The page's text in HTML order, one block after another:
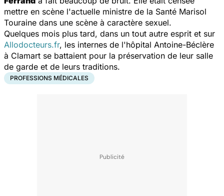
mettre en scène l'actuelle ministre de la Santé Marisol
Touraine dans une scène à caractère sexuel.
Quelques mois plus tard, dans un tout autre esprit et sur
Allodocteurs.fr, les internes de l'hôpital Antoine-Béclère
à Clamart se battaient pour la préservation de leur salle
de garde et de leurs traditions.
PROFESSIONS MÉDICALES